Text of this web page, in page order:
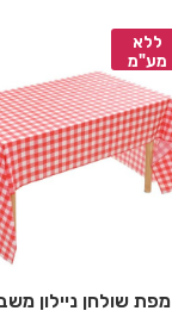
ללא
מע"מ
מפת שולחן ניילון